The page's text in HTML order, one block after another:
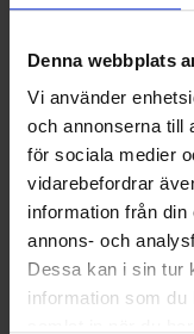
Denna webbplats
Vi använder
och annonserna till
för sociala medier
vidarebefordrar
information från
annons- och
Dessa kan i sin tur
information som du
T-shirt Bambu Herr
Från100 kr
Liknande